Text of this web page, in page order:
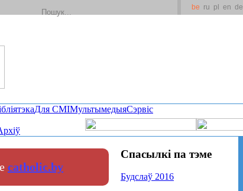
be ru pl en de
Для СМІМультымедыяСэрвіс
catholic.by
Спасылкі па тэме
Будслаў 2016